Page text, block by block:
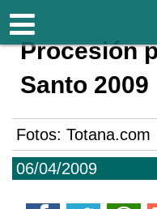
Totana.com
06/04/2009
Procesión
Santo 2009
Fotos: Totana.com